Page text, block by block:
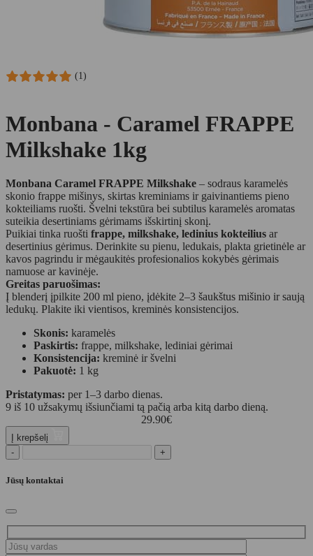
(1)
Monbana - Caramel FRAPPE
Milkshake 1kg
Monbana Caramel FRAPPE Milkshake – sodraus karamelės
skonio frappe mišinys, skirtas kreminiams ir gaivinantiems pieno
kokteiliams ruošti. Švelni tekstūra bei subtilus karamelės aromatas
suteikia desertiniams gėrimams išskirtinį skonį.
Puikiai tinka ruošti frappe, milkshake, ledinius kokteilius ar
desertinius gėrimus. Derinkite su pienu, ledukais, plakta grietinėle ar
kavos pagrindu ir mėgaukitės profesionalios kokybės gėrimais
namuose ar kavinėje.
Greitas paruošimas:
Į blenderį įpilkite 200 ml pieno, įdėkite 2–3 šaukštus mišinio ir saują
ledukų. Plakite iki vientisos, kreminės konsistencijos.
Skonis: karamelės
Paskirtis: frappe, milkshake, lediniai gėrimai
Konsistencija: kreminė ir švelni
Pakuotė: 1 kg
Pristatymas: per 1–3 darbo dienas.
9 iš 10 užsakymų išsiunčiami tą pačią arba kitą darbo dieną.
29.90€
Į krepšelį
-
+
Jūsų kontaktai